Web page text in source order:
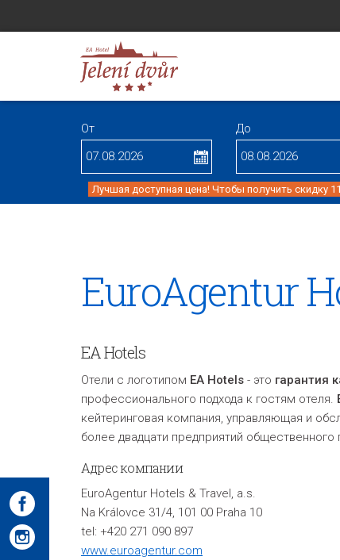
От До
Лучшая доступная цена! Чтобы получить скидку
EuroAgentur
EA Hotels
Отели с логотипом EA Hotels - это гарантия
профессионального подхода к гостям отеля.
кейтеринговая компания, управляющая и
более двадцати предприятий общественного
Адрес компании
EuroAgentur Hotels & Travel, a.s.
Na Královce 31/4, 101 00 Praha 10
tel: +420 271 090 897
www.euroagentur.com